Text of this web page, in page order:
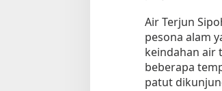
Air Terjun
pesona alam
keindahan air
beberapa
patut